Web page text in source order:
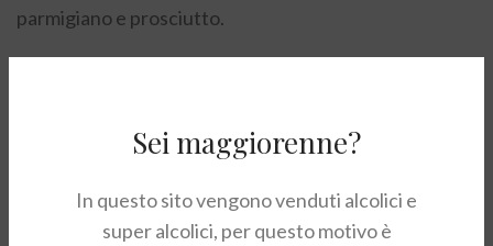
Sei maggiorenne?
In questo sito vengono venduti alcolici e
super alcolici, per questo motivo è
parmigiano e prosciutto.
francese della Champagne, si trova la Maison
Emmanuel conte di Villermont, che scelse di unirsi in